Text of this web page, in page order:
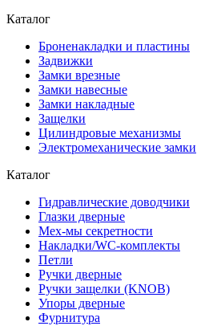
Каталог
Броненакладки и пластины
Задвижки
Замки врезные
Замки навесные
Замки накладные
Защелки
Цилиндровые механизмы
Электромеханические замки
Каталог
Гидравлические доводчики
Глазки дверные
Мех-мы секретности
Накладки/WC-комплекты
Петли
Ручки дверные
Ручки защелки (KNOB)
Упоры дверные
Фурнитура